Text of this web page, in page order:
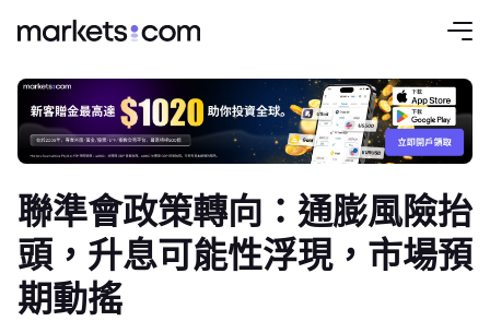
聯準會政策轉向：通膨風險抬
頭，升息可能性浮現，市場預
期動搖